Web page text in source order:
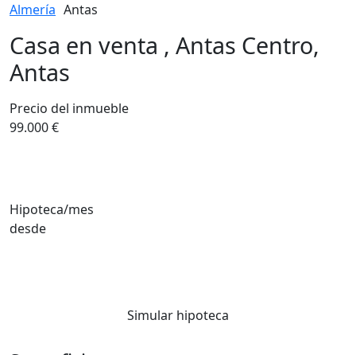
Almería Antas
Casa en venta , Antas Centro,
Antas
Precio del inmueble
99.000 €
Hipoteca/mes
desde
Simular hipoteca